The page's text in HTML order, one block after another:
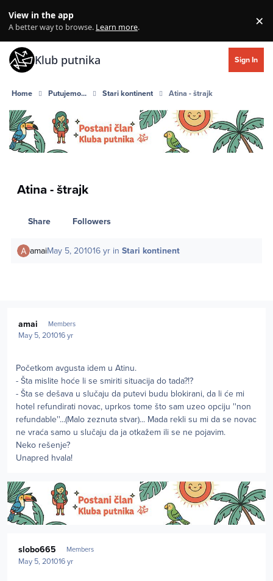
View in the app
A better way to browse. Learn more. ×
Klub putnika Sign In
Home Putujemo... Stari kontinent Atina - štrajk
Atina - štrajk
Share Followers
amaiMay 5, 201016 yr inStari kontinent
amai Members
May 5, 201016 yr
Početkom avgusta idem u Atinu.
- Šta mislite hoće li se smiriti situacija do tada?!?
- Šta se dešava u slučaju da putevi budu blokirani, da li će mi
hotel refundirati novac, uprkos tome što sam uzeo opciju ''non
refundable''...(Malo zeznuta stvar)... Mada rekli su mi da se novac
ne vraća samo u slučaju da ja otkažem ili se ne pojavim.
Neko rešenje?
Unapred hvala!
slobo665 Members
May 5, 201016 yr